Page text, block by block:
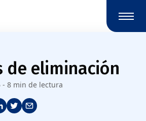
de eliminación
- 8 min de lectura